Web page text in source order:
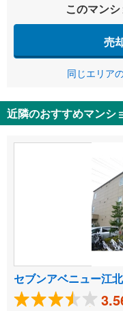
このマン
売
同じエリア
近隣のおすすめマンシ
セブンアベニュー江北